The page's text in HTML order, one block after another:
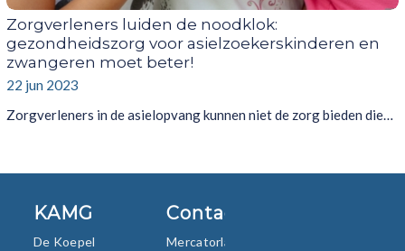
Zorgverleners luiden de noodklok:
gezondheidszorg voor asielzoekerskinderen en
zwangeren moet beter!
22 jun 2023
Zorgverleners in de asielopvang kunnen niet de zorg bieden die…
KAMG
De Koepel
Contact
Mercatorlaan